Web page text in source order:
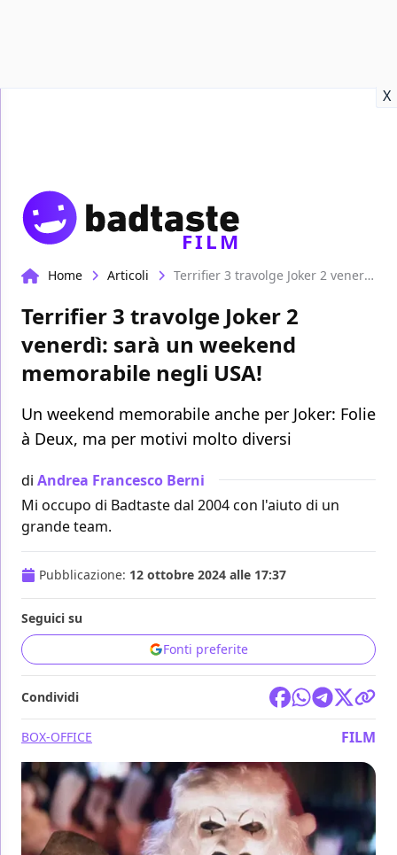
X
FILM
Home Articoli Terrifier 3 travolge Joker 2 venerdì: sarà un weekend memorabile negli USA!
Terrifier 3 travolge Joker 2
venerdì: sarà un weekend
memorabile negli USA!
Un weekend memorabile anche per Joker: Folie
à Deux, ma per motivi molto diversi
di Andrea Francesco Berni
Mi occupo di Badtaste dal 2004 con l'aiuto di un
grande team.
Pubblicazione: 12 ottobre 2024 alle 17:37
Seguici su
Fonti preferite
Condividi
BOX-OFFICE FILM